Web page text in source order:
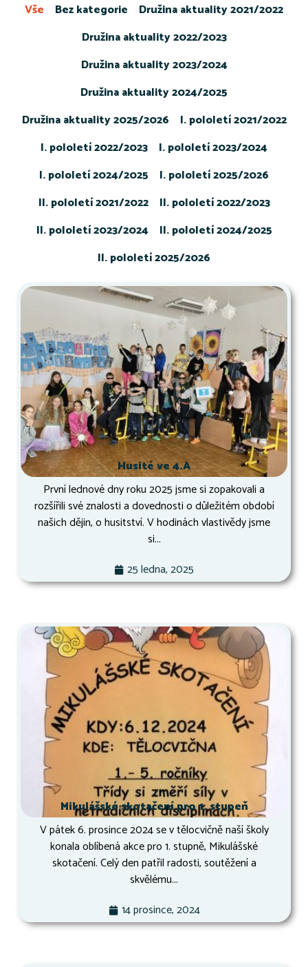
Bez kategorie
Družina aktuality 2021/2022
Družina aktuality 2022/2023
Družina aktuality 2023/2024
Družina aktuality 2024/2025
Družina aktuality 2025/2026
I. pololetí 2021/2022
I. pololetí 2022/2023
I. pololetí 2023/2024
I. pololetí 2024/2025
I. pololetí 2025/2026
II. pololetí 2021/2022
II. pololetí 2022/2023
II. pololetí 2023/2024
II. pololetí 2024/2025
II. pololetí 2025/2026
Vše
Husité ve 4.A
První lednové dny roku 2025 jsme si zopakovali a
rozšířili své znalosti a dovednosti o důležitém období
našich dějin, o husitství. V hodinách vlastivědy jsme
si...
25 ledna, 2025
Mikulášské skotačení pro 1. stupeň
V pátek 6. prosince 2024 se v tělocvičně naší školy
konala oblíbená akce pro 1. stupně, Mikulášské
skotačení. Celý den patřil radosti, soutěžení a
skvělému...
14 prosince, 2024